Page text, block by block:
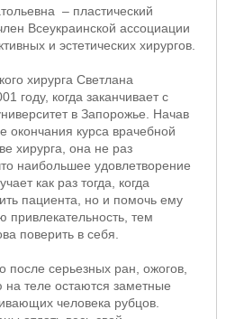
– пластический
Всеукраинской ассоциации
и эстетических хирургов.
хирурга Светлана
году, когда заканчивает с
в Запорожье. Начав
окончания курса врачебной
хирурга, она не раз
наибольшее удовлетворение
как раз тогда, когда
пациента, но и помочь ему
тем
поверить в себя.
после серьезных ран, ожогов,
на теле остаются заметные
человека рубцов.